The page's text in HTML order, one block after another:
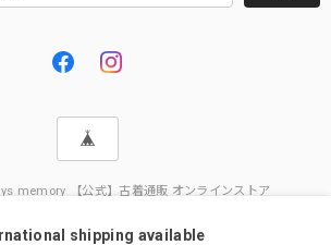
memory 【公式】古着通販 オンラインストア
shipping available